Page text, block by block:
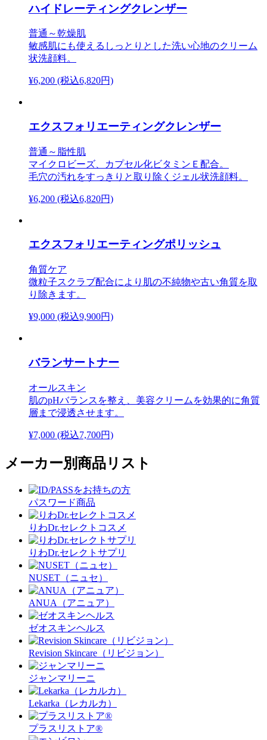
ハイドレーティングクレンザー
普通～乾燥肌
敏感肌にも使えるしっとりとした洗い心地のクリーム
状洗顔料。
¥6,200 (税込6,820円)
エクスフォリエーティングクレンザー
普通～脂性肌
マイクロビーズ、カプセル化ビタミンＥ配合。
毛穴の汚れをすっきりと取り除くジェル状洗顔料。
¥6,200 (税込6,820円)
エクスフォリエーティングポリッシュ
角質ケア
微粒子スクラブ配合により肌の不純物や古い角質を取
り除きます。
¥9,000 (税込9,900円)
バランサートナー
オールスキン
肌のpHバランスを整え、美容クリームを効果的に角質
層まで浸透させます。
¥7,000 (税込7,700円)
メーカー別商品リスト
パスワード商品
りわDr.セレクトコスメ
りわDr.セレクトサプリ
NUSET（ニュセ）
ANUA（アニュア）
ゼオスキンヘルス
Revision Skincare（リビジョン）
ジャンマリーニ
Lekarka（レカルカ）
プラスリストア®︎